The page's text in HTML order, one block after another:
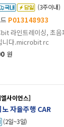
(3주이내)
P013148933
라인트레이싱, 초음
니다.microbit rc
원
사이언스]
노 자율주행 CAR
(2일~3일)